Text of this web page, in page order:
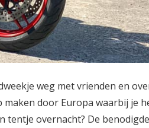
weg met vrienden en
door Europa waarbij je
tentje overnacht? De benodigde